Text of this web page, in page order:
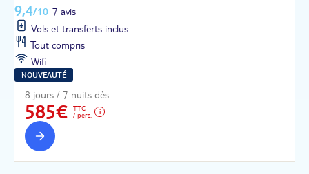
9,4/10 7 avis
Vols et transferts inclus
Tout compris
Wifi
NOUVEAUTÉ
8 jours / 7 nuits dès
585€
TTC
/ pers.